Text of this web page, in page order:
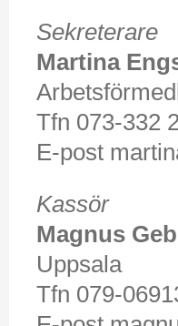
Sekreterare
Martina
Tfn 073-332
E-post
Kassör
Magnus
Uppsala
Tfn 079-